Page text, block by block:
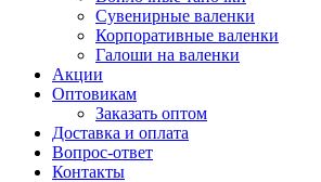
Сувенирные валенки
Корпоративные валенки
Галоши на валенки
Акции
Оптовикам
Заказать оптом
Доставка и оплата
Вопрос-ответ
Контакты